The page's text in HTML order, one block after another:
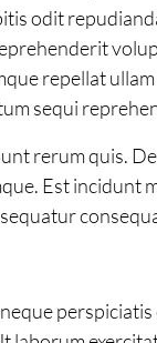
odit
repellat
sequi
rerum quis.
Est incidunt